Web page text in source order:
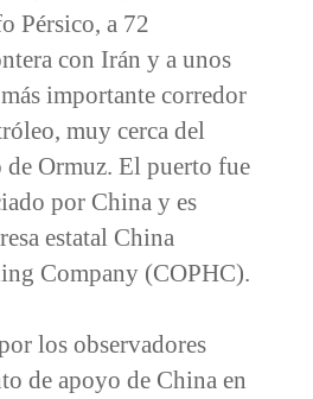
Pérsico, a 72
con Irán y a unos
importante corredor
muy cerca del
de Ormuz. El puerto fue
por China y es
estatal China
Company (COPHC).
los observadores
de apoyo de China en